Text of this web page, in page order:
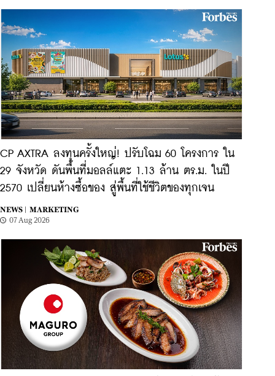
CP AXTRA ลงทุนครั้งใหญ่! ปรับโฉม 60 โครงการ ใน
29 จังหวัด ดันพื้นที่มอลล์แตะ 1.13 ล้าน ตร.ม. ในปี
2570 เปลี่ยนห้างซื้อของ สู่พื้นที่ใช้ชีวิตของทุกเจน
NEWS |
MARKETING
07 Aug 2026